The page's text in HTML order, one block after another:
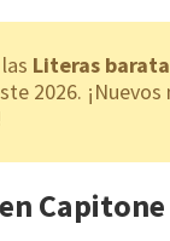
Literas
2026.
Capitone